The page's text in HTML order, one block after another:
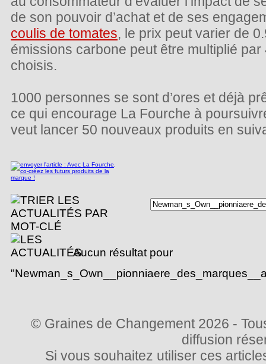
de son pouvoir d’achat et de ses
coulis de tomates, le prix peut varier de
émissions carbone peut être multiplié
choisis.
1000 personnes se sont d’ores et déjà
ce qui encourage La Fourche à
veut lancer 50 nouveaux produits en
Aucun résultat pour
© Graines de Changement 2026 -
diffusion
Si vous souhaitez utiliser ces